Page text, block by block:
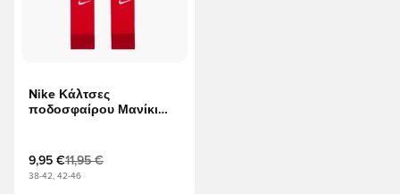
Nike Κάλτσες
ποδοσφαίρου Μανίκι
Λευκό
9,95 €11,95 €
38-42, 42-46